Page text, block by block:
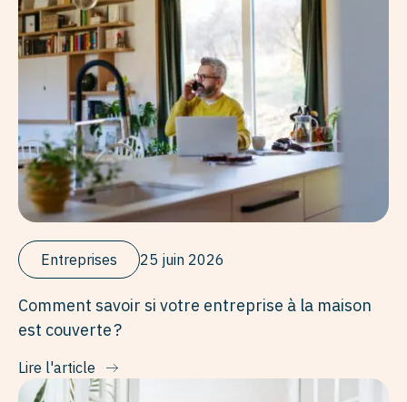
Entreprises 25 juin 2026
Comment savoir si votre entreprise à la maison
est couverte ?
Lire l'article